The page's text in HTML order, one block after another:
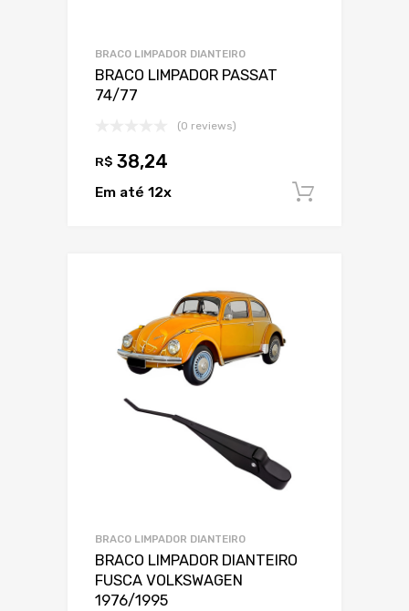
BRACO LIMPADOR DIANTEIRO
BRACO LIMPADOR PASSAT
74/77
(0 reviews)
R$ 38,24
Em até 12x
BRACO LIMPADOR DIANTEIRO
BRACO LIMPADOR DIANTEIRO
FUSCA VOLKSWAGEN
1976/1995